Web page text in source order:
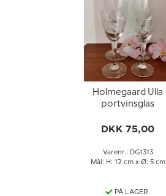
Holmegaard Ulla
portvinsglas
DKK 75,00
Varenr.: DG1313
Mål: H: 12 cm x Ø: 5 cm
PÅ LAGER